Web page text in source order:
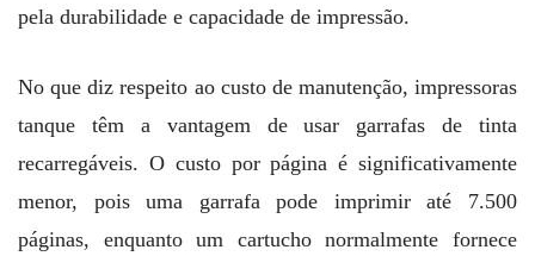
pela durabilidade e capacidade de impressão.
No que diz respeito ao custo de manutenção, impressoras
tanque têm a vantagem de usar garrafas de tinta
recarregáveis. O custo por página é significativamente
menor, pois uma garrafa pode imprimir até 7.500
páginas, enquanto um cartucho normalmente fornece